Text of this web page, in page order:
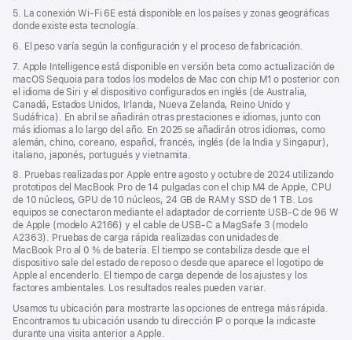
5. La conexión Wi‑Fi 6E está disponible en los países y zonas geográficas
donde existe esta tecnología.
6. El peso varía según la configuración y el proceso de fabricación.
7. Apple Intelligence está disponible en versión beta como actualización de
macOS Sequoia para todos los modelos de Mac con chip M1 o posterior con
el idioma de Siri y el dispositivo configurados en inglés (de Australia,
Canadá, Estados Unidos, Irlanda, Nueva Zelanda, Reino Unido y
Sudáfrica). En abril se añadirán otras prestaciones e idiomas, junto con
más idiomas a lo largo del año. En 2025 se añadirán otros idiomas, como
alemán, chino, coreano, español, francés, inglés (de la India y Singapur),
italiano, japonés, portugués y vietnamita.
8. Pruebas realizadas por Apple entre agosto y octubre de 2024 utilizando
prototipos del MacBook Pro de 14 pulgadas con el chip M4 de Apple, CPU
de 10 núcleos, GPU de 10 núcleos, 24 GB de RAM y SSD de 1 TB. Los
equipos se conectaron mediante el adaptador de corriente USB‑C de 96 W
de Apple (modelo A2166) y el cable de USB‑C a MagSafe 3 (modelo
A2363). Pruebas de carga rápida realizadas con unidades de
MacBook Pro al 0 % de batería. El tiempo se contabiliza desde que el
dispositivo sale del estado de reposo o desde que aparece el logotipo de
Apple al encenderlo. El tiempo de carga depende de los ajustes y los
factores ambientales. Los resultados reales pueden variar.
Usamos tu ubicación para mostrarte las opciones de entrega más rápida.
Encontramos tu ubicación usando tu dirección IP o porque la indicaste
durante una visita anterior a Apple.